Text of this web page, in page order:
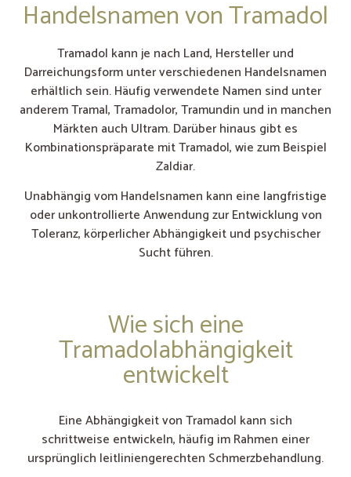
Handelsnamen von Tramadol
Tramadol kann je nach Land, Hersteller und
Darreichungsform unter verschiedenen Handelsnamen
erhältlich sein. Häufig verwendete Namen sind unter
anderem Tramal, Tramadolor, Tramundin und in manchen
Märkten auch Ultram. Darüber hinaus gibt es
Kombinationspräparate mit Tramadol, wie zum Beispiel
Zaldiar.
Unabhängig vom Handelsnamen kann eine langfristige
oder unkontrollierte Anwendung zur Entwicklung von
Toleranz, körperlicher Abhängigkeit und psychischer
Sucht führen.
Wie sich eine
Tramadolabhängigkeit
entwickelt
Eine Abhängigkeit von Tramadol kann sich
schrittweise entwickeln, häufig im Rahmen einer
ursprünglich leitliniengerechten Schmerzbehandlung.